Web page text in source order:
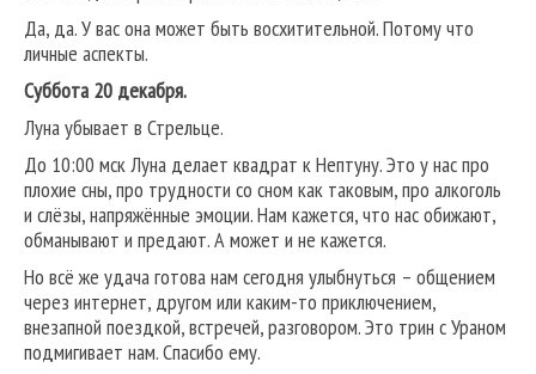
Да, да. У вас она может быть восхитительной. Потому что
личные аспекты.
Суббота 20 декабря.
Луна убывает в Стрельце.
До 10:00 мск Луна делает квадрат к Нептуну. Это у нас про
плохие сны, про трудности со сном как таковым, про алкоголь
и слёзы, напряжённые эмоции. Нам кажется, что нас обижают,
обманывают и предают. А может и не кажется.
Но всё же удача готова нам сегодня улыбнуться – общением
через интернет, другом или каким-то приключением,
внезапной поездкой, встречей, разговором. Это трин с Ураном
подмигивает нам. Спасибо ему.